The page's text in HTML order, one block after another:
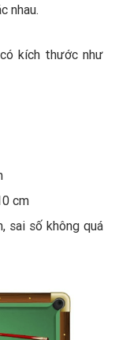
nhau.
kích thước như
cm
sai số không quá